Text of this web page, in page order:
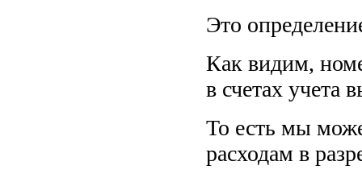
Это
Как видим,
в счетах учета
То есть мы
расходам в